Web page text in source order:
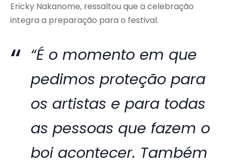
Ericky Nakanome, ressaltou que a celebração
integra a preparação para o festival.
“É o momento em que
pedimos proteção para
os artistas e para todas
as pessoas que fazem o
boi acontecer. Também